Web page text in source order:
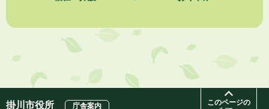
このページの
掛川市役所 庁舎案内